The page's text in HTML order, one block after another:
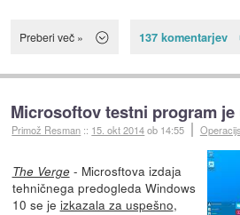
Preberi več » 137 komentarjev
Microsoftov testni program je
Primož Resman :: 15. okt 2014ob 14:55
The Verge- Microsftova izdaja
tehničnega predogleda Windows
10 se je izkazala za uspešno,